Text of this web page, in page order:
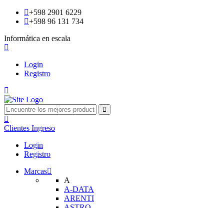
+598 2901 6229
+598 96 131 734
Informática en escala
Login
Registro
Clientes Ingreso
Login
Registro
Marcas
A
A-DATA
ARENTI